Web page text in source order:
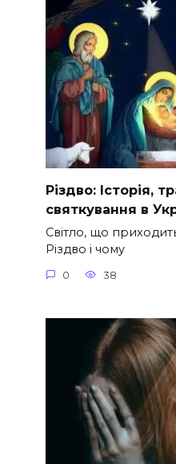
Різдво: Історія,
святкування в
Світло, що
Різдво і чому
0 38